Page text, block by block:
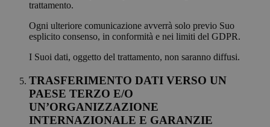
trattamento.
Ogni ulteriore comunicazione avverrà solo previo Suo
esplicito consenso, in conformità e nei limiti del GDPR.
I Suoi dati, oggetto del trattamento, non saranno diffusi.
TRASFERIMENTO DATI VERSO UN
PAESE TERZO E/O
UN’ORGANIZZAZIONE
INTERNAZIONALE E GARANZIE